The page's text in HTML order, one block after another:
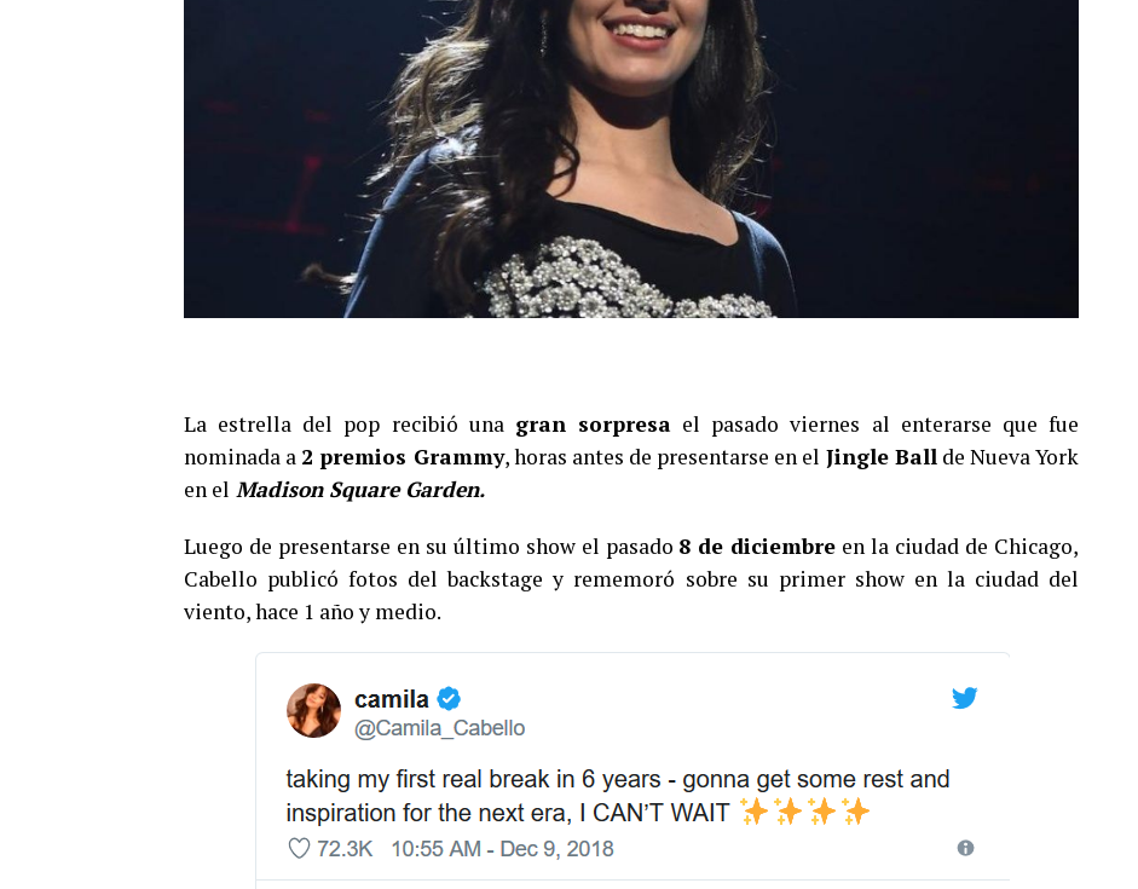
La estrella del pop recibió una gran sorpresa el pasado viernes al enterarse que fue
nominada a 2 premios Grammy, horas antes de presentarse en el Jingle Ballde Nueva York
en el Madison Square Garden.
Luego de presentarse en su último show el pasado 8 de diciembre en la ciudad de Chicago,
Cabello publicó fotos del backstage y rememoró sobre su primer show en la ciudad del
viento, hace 1 año y medio.